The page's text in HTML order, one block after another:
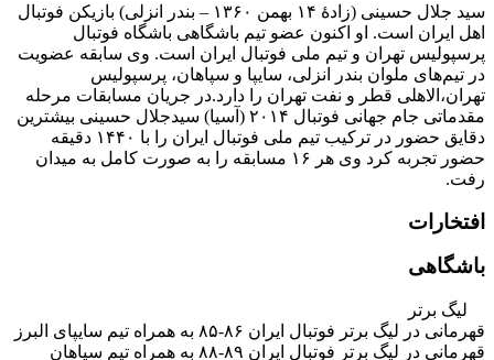
سید جلال حسینی (زادهٔ ۱۴ بهمن ۱۳۶۰ – بندر انزلی) بازیکن فوتبال
اهل ایران است. او اکنون عضو تیم باشگاهی باشگاه فوتبال
پرسپولیس تهران و تیم ملی فوتبال ایران است. وی سابقه عضویت
در تیم‌های ملوان بندر انزلی، سایپا و سپاهان، پرسپولیس
تهران،الاهلی قطر و نفت تهران را دارد.در جریان مسابقات مرحله
مقدماتی جام جهانی فوتبال ۲۰۱۴ (آسیا) سیدجلال حسینی بیشترین
دقایق حضور در ترکیب تیم ملی فوتبال ایران را با ۱۴۴۰ دقیقه
حضور تجربه کرد وی هر ۱۶ مسابقه را به صورت کامل به میدان
رفت.
افتخارات
باشگاهی
لیگ برتر
قهرمانی در لیگ برتر فوتبال ایران ۸۶-۸۵ به همراه تیم سایپای البرز
قهرمانی در لیگ برتر فوتبال ایران ۸۹-۸۸ به همراه تیم سپاهان